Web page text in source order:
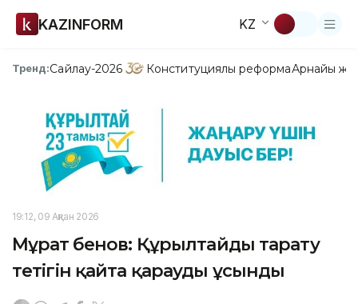
KAZINFORM KZ
Тренд:Сайлау-2026 Конституциялық реформаАрнайы
19:12, 09 Ақпан 2026
Мұрат Әбенов: Құрылтайды тарату
тетігін қайта қарауды ұсынды